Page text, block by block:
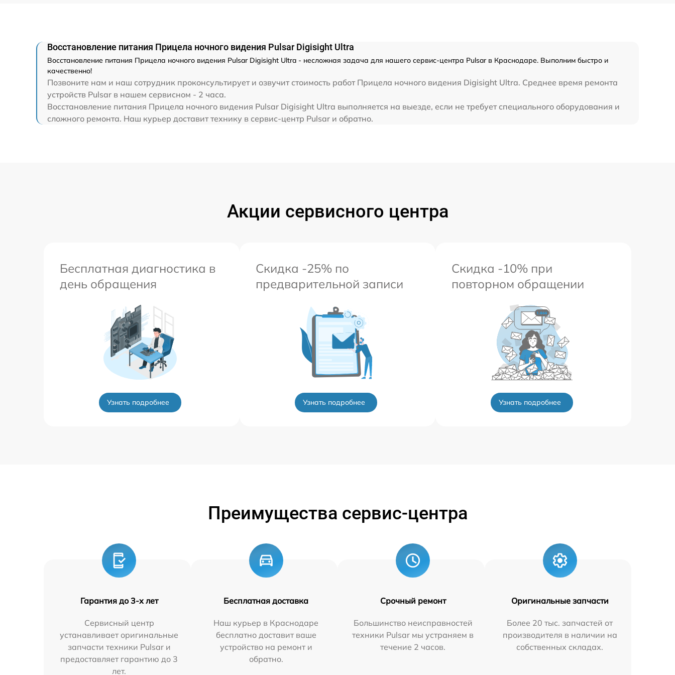
Восстановление питания Прицела ночного видения Pulsar Digisight Ultra
Восстановление питания Прицела ночного видения Pulsar Digisight Ultra - несложная задача для нашего сервис-центра Pulsar в Краснодаре. Выполним быстро и
качественно!
Позвоните нам и наш сотрудник проконсультирует и озвучит стоимость работ Прицела ночного видения Digisight Ultra. Среднее время ремонта
устройств Pulsar в нашем сервисном - 2 часа.
Восстановление питания Прицела ночного видения Pulsar Digisight Ultra выполняется на выезде, если не требует специального оборудования и
сложного ремонта. Наш курьер доставит технику в сервис-центр Pulsar и обратно.
Акции сервисного центра
Бесплатная диагностика в
день обращения
Узнать подробнее
Скидка -25% по
предварительной записи
Узнать подробнее
Скидка -10% при
повторном обращении
Узнать подробнее
Преимущества сервис-центра
Гарантия до 3-х лет
Сервисный центр
устанавливает оригинальные
запчасти техники Pulsar и
предоставляет гарантию до 3
лет.
Бесплатная доставка
Наш курьер в Краснодаре
бесплатно доставит ваше
устройство на ремонт и
обратно.
Срочный ремонт
Большинство неисправностей
техники Pulsar мы устраняем в
течение 2 часов.
Оригинальные запчасти
Более 20 тыс. запчастей от
производителя в наличии на
собственных складах.